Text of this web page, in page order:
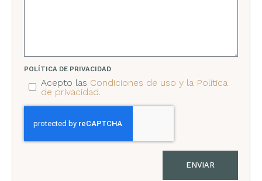
POLÍTICA DE PRIVACIDAD
Acepto las Condiciones de uso y la Política
de privacidad
ENVIAR